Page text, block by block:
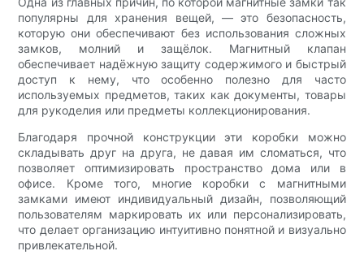
популярны для хранения вещей, — это безопасность,
которую они обеспечивают без использования сложных
замков, молний и защёлок. Магнитный клапан
обеспечивает надёжную защиту содержимого и быстрый
доступ к нему, что особенно полезно для часто
используемых предметов, таких как документы, товары
для рукоделия или предметы коллекционирования.
Благодаря прочной конструкции эти коробки можно
складывать друг на друга, не давая им сломаться, что
позволяет оптимизировать пространство дома или в
офисе. Кроме того, многие коробки с магнитными
замками имеют индивидуальный дизайн, позволяющий
пользователям маркировать их или персонализировать,
что делает организацию интуитивно понятной и визуально
привлекательной.